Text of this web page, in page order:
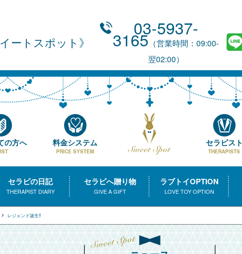
ートスポット
03-5937-
3165 （営業時間：09:00-
翌02:00）
の方へ 料金システム
PRICE SYSTEM
セラピスト
THERAPISTS
セラピの日記
THERAPIST DIARY
セラピへ贈り物
GIVE A GIFT
ラブトイOPTION
LOVE TOY OPTION
レジェンド誕生‼️